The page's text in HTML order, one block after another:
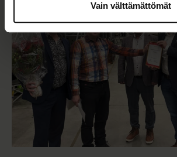
Vain välttämättömät
TERVE JA HYVÄ TYÖELÄMÄ